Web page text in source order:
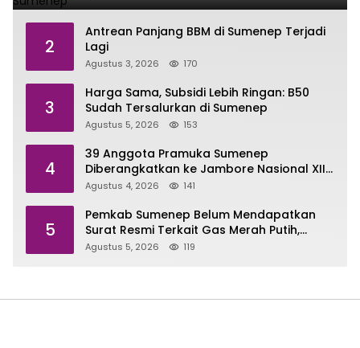
2
Antrean Panjang BBM di Sumenep Terjadi
Lagi
Agustus 3, 2026 170
3
Harga Sama, Subsidi Lebih Ringan: B50
Sudah Tersalurkan di Sumenep
Agustus 5, 2026 153
4
39 Anggota Pramuka Sumenep
Diberangkatkan ke Jambore Nasional XII
di Cibubur
Agustus 4, 2026 141
5
Pemkab Sumenep Belum Mendapatkan
Surat Resmi Terkait Gas Merah Putih,
Masih Pengujian di Pusat
Agustus 5, 2026 119